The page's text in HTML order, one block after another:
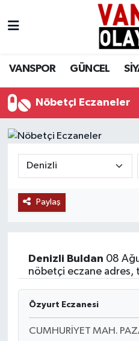
VANSPOR GÜNCEL
Nöbetçi Eczaneler
Paylaş
Denizli Buldan 08
nöbetçi eczane adres,
Özyurt Eczanesi
CUMHURİYET MAH.
Siyaset
Ekonomi
Sağlık
Eğitim
Dünya
RESMİ İLANLAR
Van Nöbetçi
Van Namaz Vakitleri
Van Trafik Yoğunluk
Süper Lig Puan
Tüm Manşetler
Haber Arşivi